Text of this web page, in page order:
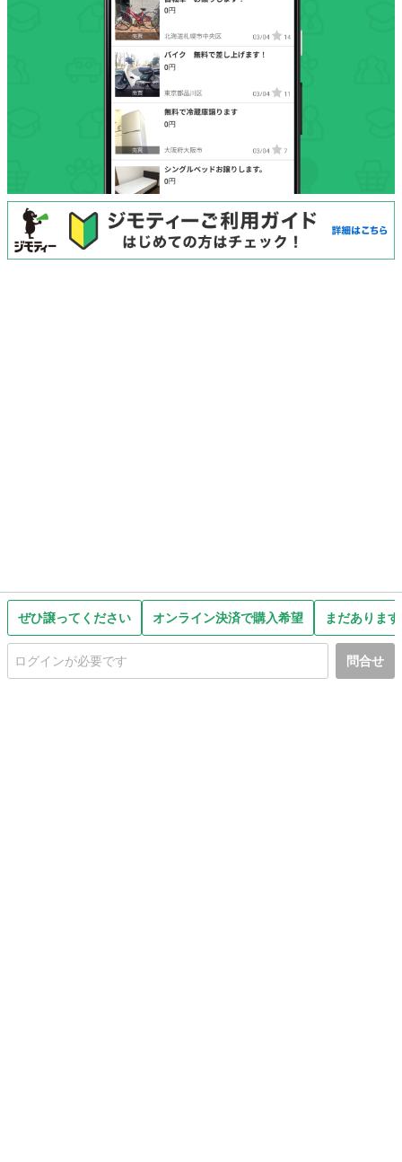
ぜひ譲ってください オンライン決済で購入希望 まだありま
問合せ